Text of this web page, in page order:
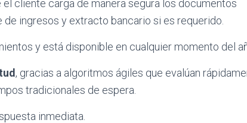
el cliente carga de manera segura los documentos
ingresos y extracto bancario si es requerido.
y está disponible en cualquier momento del
, gracias a algoritmos ágiles que evalúan
tradicionales de espera.
inmediata.